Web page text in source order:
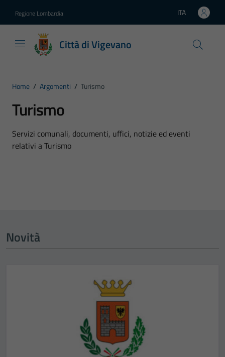
Regione Lombardia Lingua attiva:
ITA
Città di Vigevano
Home / Argomenti / Turismo
Turismo
Dettagli dell'argomento
Servizi comunali, documenti, uffici, notizie ed eventi
relativi a Turismo
Novità